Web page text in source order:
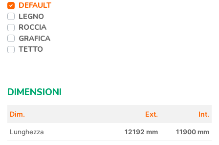
DEFAULT
LEGNO
ROCCIA
GRAFICA
TETTO
DIMENSIONI
Dim. Ext. Int.
Lunghezza 12192 mm 11900 mm